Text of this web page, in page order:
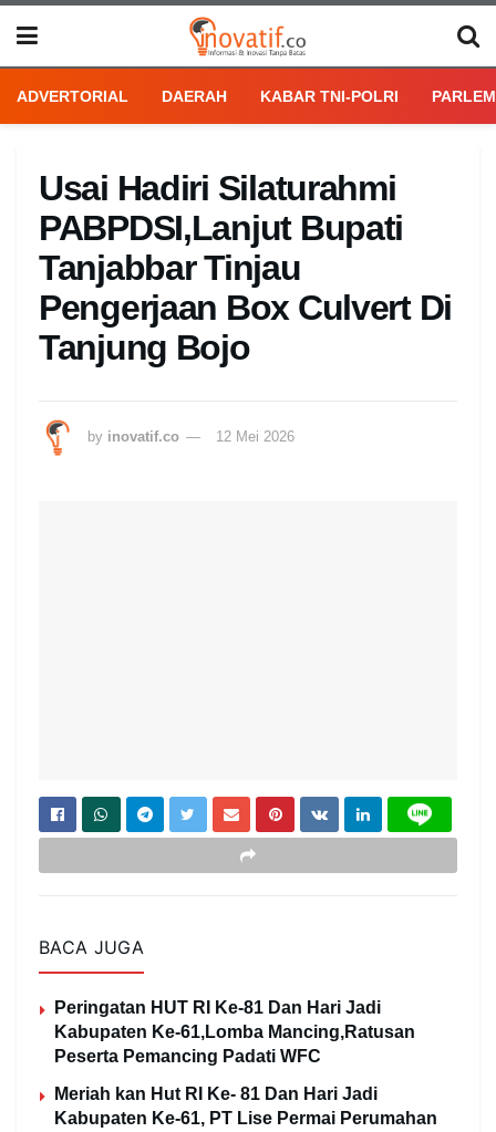
ADVERTORIAL DAERAH KABAR TNI-POLRI
Usai Hadiri Silaturahmi
PABPDSI,Lanjut Bupati
Tanjabbar Tinjau
Pengerjaan Box Culvert Di
Tanjung Bojo
by inovatif.co 12 Mei 2026
BACA JUGA
Peringatan HUT RI Ke-81 Dan Hari Jadi
Kabupaten Ke-61,Lomba Mancing,Ratusan
Peserta Pemancing Padati WFC
Meriah kan Hut RI Ke- 81 Dan Hari Jadi
Kabupaten Ke-61, PT Lise Permai Perumahan